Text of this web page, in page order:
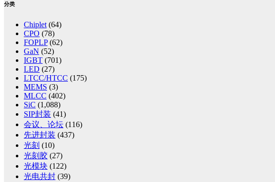
分类
Chiplet (64)
CPO (78)
FOPLP(62)
GaN (52)
IGBT (701)
LED (27)
LTCC/HTCC (175)
MEMS (3)
MLCC (402)
SiC (1,088)
SIP封装 (41)
会议、论坛 (116)
先进封装 (437)
光刻 (10)
光刻胶 (27)
光模块 (122)
光电共封 (39)